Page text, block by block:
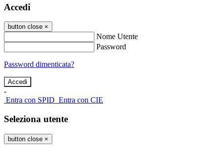
Accedi
button close ×
Nome Utente
Password
Password dimenticata?
-
Entra con SPID Entra con CIE
Seleziona utente
button close ×